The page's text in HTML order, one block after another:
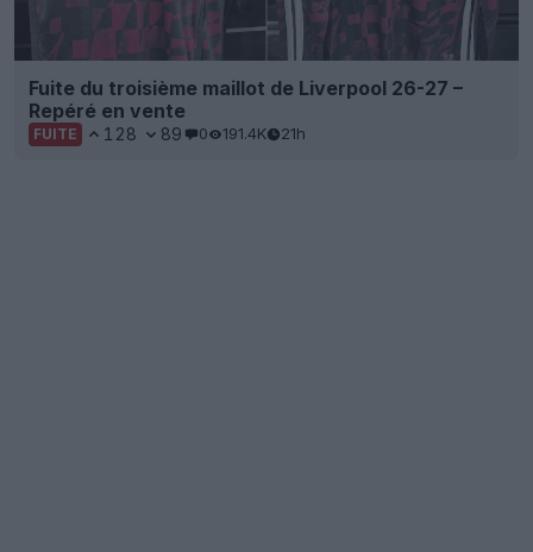
Fuite du troisième maillot de Liverpool 26-27 –
Repéré en vente
FUITE 128 89 0 191.4K 21h